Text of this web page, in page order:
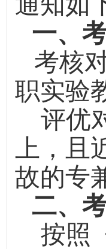
一、
考核
职实验
评优
上，且
故的专
二、
按照